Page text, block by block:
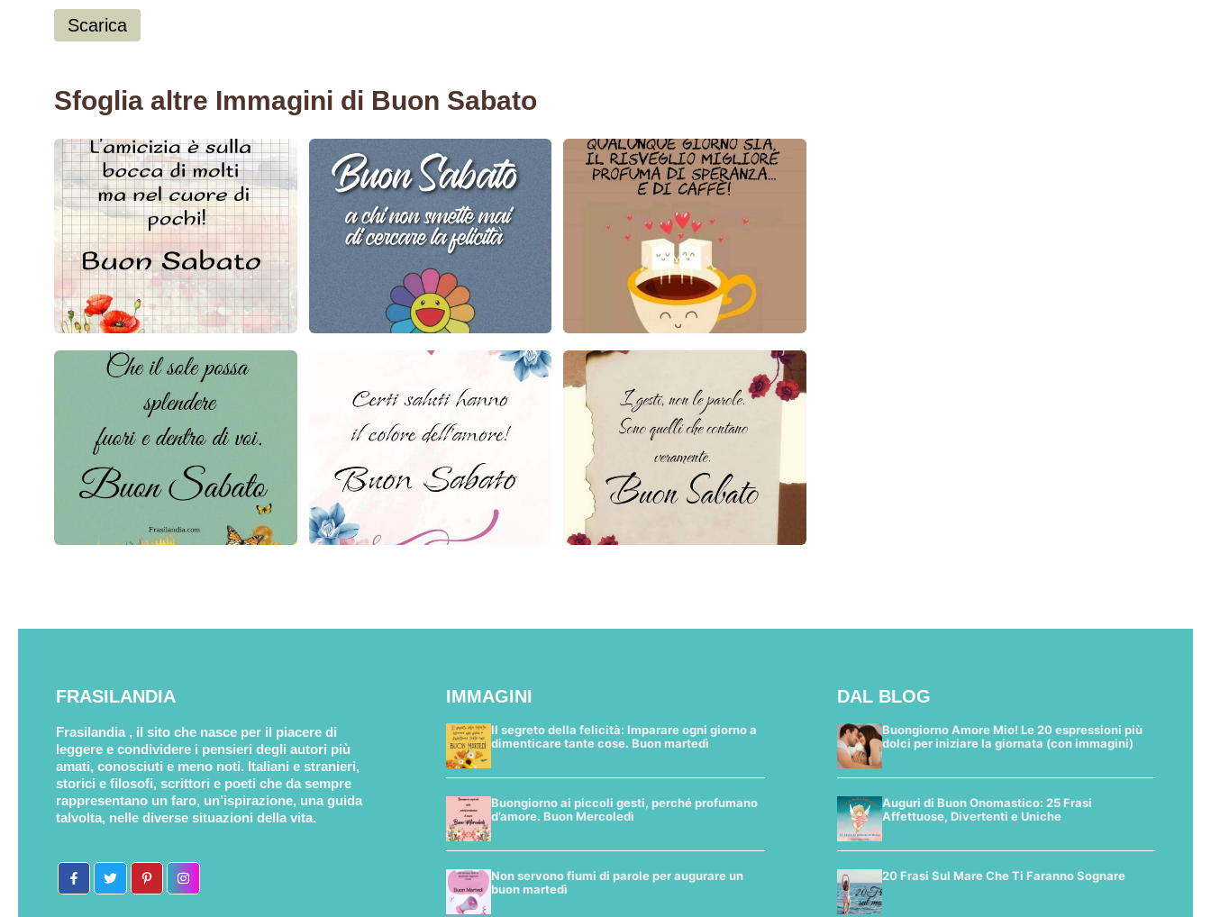
Scarica
Sfoglia altre Immagini di Buon Sabato
FRASILANDIA
Frasilandia , il sito che nasce per il piacere di
leggere e condividere i pensieri degli autori più
amati, conosciuti e meno noti. Italiani e stranieri,
storici e filosofi, scrittori e poeti che da sempre
rappresentano un faro, un’ispirazione, una guida
talvolta, nelle diverse situazioni della vita.
IMMAGINI
Il segreto della felicità: Imparare ogni giorno a
dimenticare tante cose. Buon martedì
Buongiorno ai piccoli gesti, perché profumano
d’amore. Buon Mercoledì
Non servono fiumi di parole per augurare un
buon martedì
DAL BLOG
Buongiorno Amore Mio! Le 20 espressioni più
dolci per iniziare la giornata (con immagini)
Auguri di Buon Onomastico: 25 Frasi
Affettuose, Divertenti e Uniche
20 Frasi Sul Mare Che Ti Faranno Sognare